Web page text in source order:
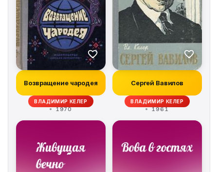
Возвращение чародея
ВЛАДИМИР КЕЛЕР
1970
Сергей Вавилов
ВЛАДИМИР КЕЛЕР
1961